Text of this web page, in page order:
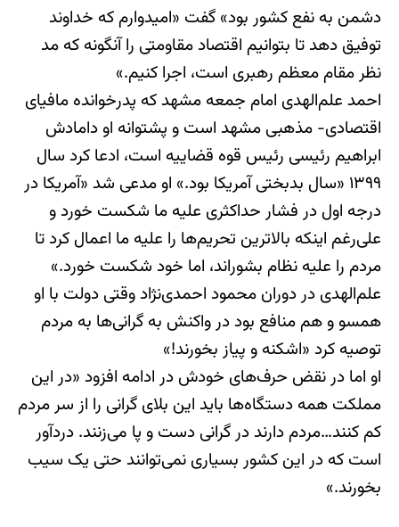
دشمن به نفع کشور بود» گفت «امیدوارم که خداوند
توفیق دهد تا بتوانیم اقتصاد مقاومتی را آنگونه که مد
نظر مقام معظم رهبری است، اجرا کنیم.»
احمد علم‌الهدی امام جمعه مشهد که پدرخوانده مافیای
اقتصادی- مذهبی مشهد است و پشتوانه او دامادش
ابراهیم رئیسی رئیس قوه قضاییه است، ادعا کرد سال
۱۳۹۹ «سال بدبختی آمریکا بود.» او مدعی شد «آمریکا در
درجه اول در فشار حداکثری علیه ما شکست خورد و
علی‌رغم اینکه بالاترین تحریم‌ها را علیه ما اعمال کرد تا
مردم را علیه نظام بشوراند، اما خود شکست خورد.»
علم‌الهدی در دوران محمود احمدی‌نژاد وقتی دولت با او
همسو و هم منافع بود در واکنش به گرانی‌ها به مردم
توصیه کرد «اشکنه و پیاز بخورند!»
او اما در نقض حرف‌های خودش در ادامه افزود «در این
مملکت همه دستگاه‌ها باید این بلای گرانی را از سر مردم
کم کنند…مردم دارند در گرانی دست و پا می‌زنند. دردآور
است که در این کشور بسیاری نمی‌توانند حتی یک سیب
بخورند.»